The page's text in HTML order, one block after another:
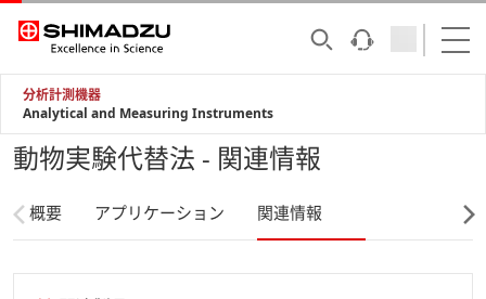
分析計測機器
Analytical and Measuring Instruments
動物実験代替法 - 関連情報
概要 アプリケーション 関連情報